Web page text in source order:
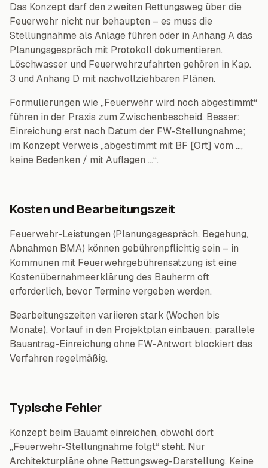
Das Konzept darf den zweiten Rettungsweg über die
Feuerwehr nicht nur behaupten – es muss die
Stellungnahme als Anlage führen oder in Anhang A das
Planungsgespräch mit Protokoll dokumentieren.
Löschwasser und Feuerwehrzufahrten gehören in Kap.
3 und Anhang D mit nachvollziehbaren Plänen.
Formulierungen wie „Feuerwehr wird noch abgestimmt“
führen in der Praxis zum Zwischenbescheid. Besser:
Einreichung erst nach Datum der FW-Stellungnahme;
im Konzept Verweis „abgestimmt mit BF [Ort] vom …,
keine Bedenken / mit Auflagen …“.
Kosten und Bearbeitungszeit
Feuerwehr-Leistungen (Planungsgespräch, Begehung,
Abnahmen BMA) können gebührenpflichtig sein – in
Kommunen mit Feuerwehrgebührensatzung ist eine
Kostenübernahmeerklärung des Bauherrn oft
erforderlich, bevor Termine vergeben werden.
Bearbeitungszeiten variieren stark (Wochen bis
Monate). Vorlauf in den Projektplan einbauen; parallele
Bauantrag-Einreichung ohne FW-Antwort blockiert das
Verfahren regelmäßig.
Typische Fehler
Konzept beim Bauamt einreichen, obwohl dort
„Feuerwehr-Stellungnahme folgt“ steht. Nur
Architekturpläne ohne Rettungsweg-Darstellung. Keine